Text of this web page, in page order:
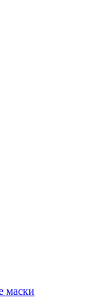
маски